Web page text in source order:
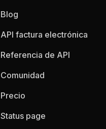
Blog
API factura electrónica
Referencia de API
Comunidad
Precio
Status page